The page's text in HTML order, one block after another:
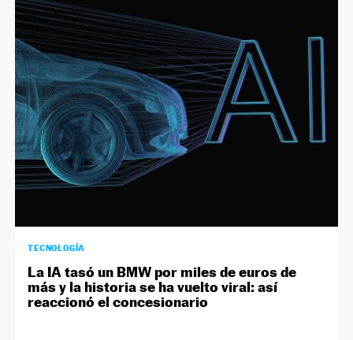
NEWSLETTER
TECNOLOGÍA
La IA tasó un BMW por miles de euros de
más y la historia se ha vuelto viral: así
reaccionó el concesionario